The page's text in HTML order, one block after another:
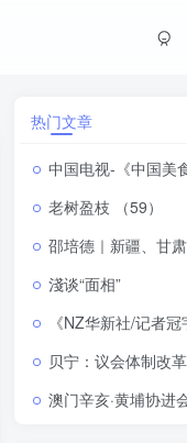
热门文章
中国电视-《中国美
老树盈枝 （59）
邵培德｜新疆、甘
淺谈“面相”
《NZ华新社/记者冠宇视线》：专
贝宁：议会体制改革落地
澳门辛亥·黄埔协进会访问团